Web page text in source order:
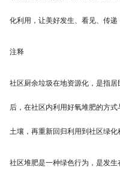
化利用，让美好发生、看见、传递
注释
社区厨余垃圾在地资源化，是指
后，在社区内利用好氧堆肥的方
土壤，再重新回归利用到社区绿化
社区堆肥是一种绿色行为，是发